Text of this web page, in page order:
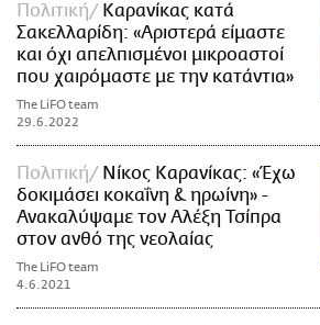
Πολιτική
Καρανίκας κατά
Σακελλαρίδη: «Αριστερά είμαστε
και όχι απελπισμένοι μικροαστοί
που χαιρόμαστε με την κατάντια»
The LiFO team
29.6.2022
Πολιτική
Νίκος Καρανίκας: «Έχω
δοκιμάσει κοκαΐνη & ηρωίνη» -
Ανακαλύψαμε τον Αλέξη Τσίπρα
στον ανθό της νεολαίας
The LiFO team
4.6.2021